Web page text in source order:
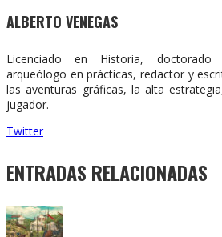
ALBERTO VENEGAS
Licenciado en Historia, doctorado
arqueólogo en prácticas, redactor y
las aventuras gráficas, la alta
jugador.
Twitter
ENTRADAS RELACIONADAS